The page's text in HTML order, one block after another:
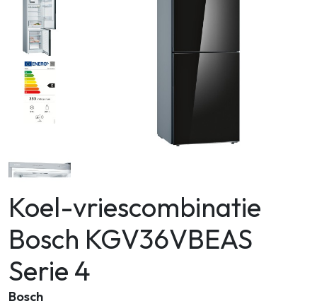
Koel-vriescombinatie
Bosch KGV36VBEAS
Serie 4
Bosch